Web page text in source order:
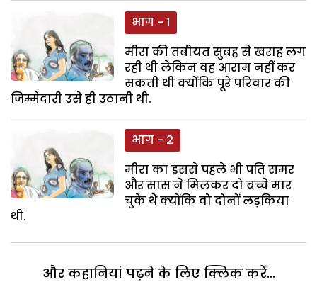
भाग - 1
मीरा की तबीयत सुबह से खराह लग
रही थी लेकिन वह आराम नहीं कर
सकती थी क्योंकि पूरे परिवार की
जिम्मेदारी उसे ही उठानी थी.
भाग - 2
मीरा का इससे पहले भी पति समर
और सास ने मिलकर दो बच्चे मार
चुके थे क्योंकि वो दोनों लड़किया
थी.
और कहानियां पढ़ने के लिए क्लिक करें...